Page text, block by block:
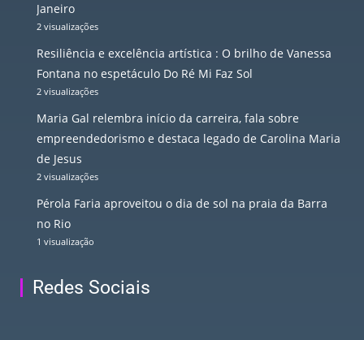
Janeiro
2 visualizações
Resiliência e excelência artística : O brilho de Vanessa
Fontana no espetáculo Do Ré Mi Faz Sol
2 visualizações
Maria Gal relembra início da carreira, fala sobre
empreendedorismo e destaca legado de Carolina Maria
de Jesus
2 visualizações
Pérola Faria aproveitou o dia de sol na praia da Barra
no Rio
1 visualização
Redes Sociais